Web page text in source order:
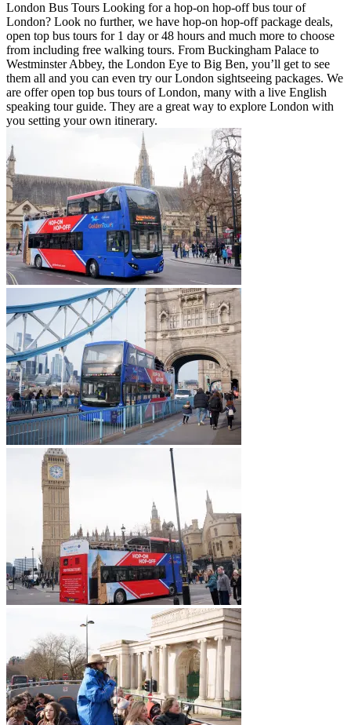
London Bus Tours Looking for a hop-on hop-off bus tour of
London? Look no further, we have hop-on hop-off package deals,
open top bus tours for 1 day or 48 hours and much more to choose
from including free walking tours. From Buckingham Palace to
Westminster Abbey, the London Eye to Big Ben, you’ll get to see
them all and you can even try our London sightseeing packages. We
are offer open top bus tours of London, many with a live English
speaking tour guide. They are a great way to explore London with
you setting your own itinerary.